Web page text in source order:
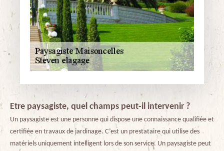
Etre paysagiste, quel champs peut-il intervenir ?
Un paysagiste est une personne qui dispose une connaissance qualifiée et
certifiée en travaux de jardinage. C’est un prestataire qui utilise des
matériels uniquement intelligent lors de son service. Un paysagiste peut